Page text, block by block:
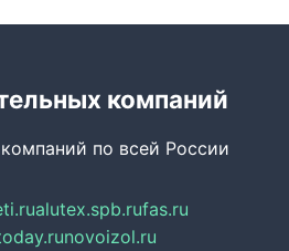
компаний
по всей России
alutex.spb.rufas.ru
novoizol.ru